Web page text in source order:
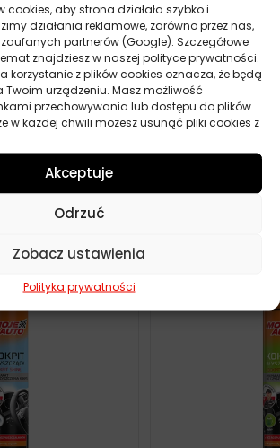
cookies, aby strona działała szybko i
działania reklamowe, zarówno przez nas,
partnerów (Google). Szczegółowe
znajdziesz w naszej polityce prywatności.
korzystanie z plików cookies oznacza, że będą
Twoim urządzeniu. Masz możliwość
przechowywania lub dostępu do plików
w każdej chwili możesz usunąć pliki cookies z
Akceptuje
Odrzuć
Zobacz ustawienia
Polityka prywatności